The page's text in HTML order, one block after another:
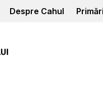
Despre Cahul